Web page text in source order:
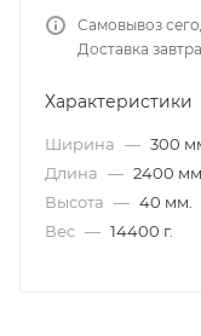
Самовывоз
Доставка
Характеристики
Ширина — 300
Длина — 2400 мм.
Высота — 40 мм.
Вес — 14400 г.